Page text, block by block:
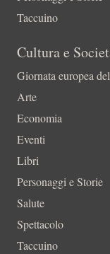
Taccuino
Cultura e
Giornata europea
Arte
Economia
Eventi
Libri
Personaggi e Storie
Salute
Spettacolo
Taccuino